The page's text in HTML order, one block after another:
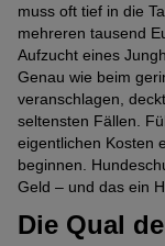
muss oft tief in die
mehreren tausend
Aufzucht eines
Genau wie beim
veranschlagen,
seltensten Fällen.
eigentlichen Kosten
beginnen.
Geld – und das ein
Die Qual